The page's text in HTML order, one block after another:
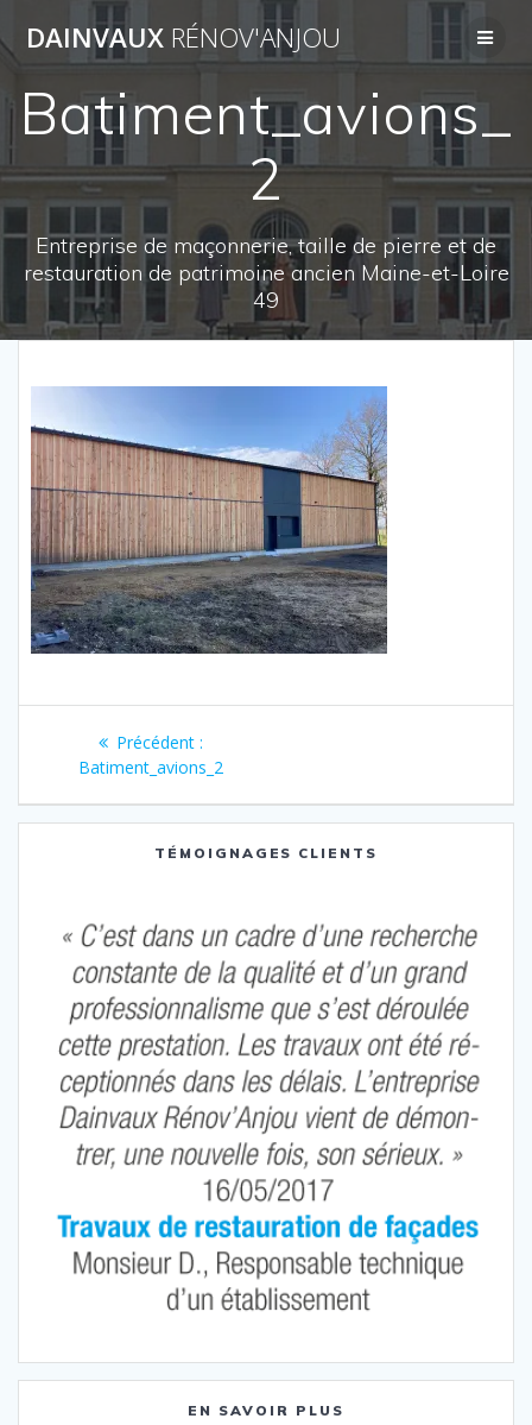
Passer
au
contenu
DAINVAUX RÉNOV'ANJOU
Batiment_avions_
2
Entreprise de maçonnerie, taille de pierre et de
restauration de patrimoine ancien Maine-et-Loire
49
Navigation
l’article
Précédent :Article
précédent
Batiment_avions_2
TÉMOIGNAGES CLIENTS
EN SAVOIR PLUS